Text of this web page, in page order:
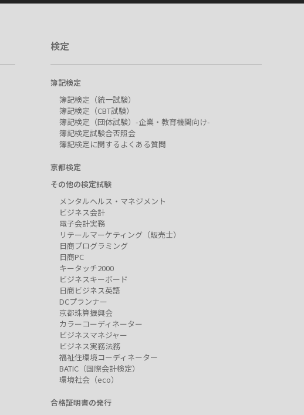
検定
簿記検定
簿記検定（統一試験）
簿記検定（CBT試験）
簿記検定（団体試験）-企業・教育機関向け-
簿記検定試験合否照会
簿記検定に関するよくある質問
京都検定
その他の検定試験
メンタルヘルス・マネジメント
ビジネス会計
電子会計実務
リテールマーケティング（販売士）
日商プログラミング
日商PC
キータッチ2000
ビジネスキーボード
日商ビジネス英語
DCプランナー
京都珠算振興会
カラーコーディネーター
ビジネスマネジャー
ビジネス実務法務
福祉住環境コーディネーター
BATIC（国際会計検定）
環境社会（eco）
合格証明書の発行